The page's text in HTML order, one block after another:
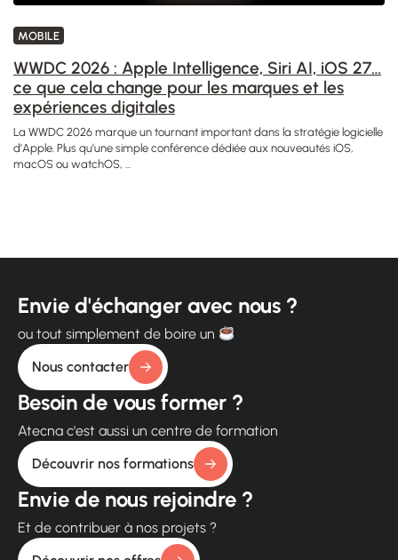
MOBILE
WWDC 2026 : Apple Intelligence, Siri AI, iOS 27…
ce que cela change pour les marques et les
expériences digitales
La WWDC 2026 marque un tournant important dans la stratégie logicielle
d’Apple. Plus qu’une simple conférence dédiée aux nouveautés iOS,
macOS ou watchOS, ...
Envie d'échanger avec nous ?
ou tout simplement de boire un
Nous contacter
Besoin de vous former ?
Atecna c'est aussi un centre de formation
Découvrir nos formations
Envie de nous rejoindre ?
Et de contribuer à nos projets ?